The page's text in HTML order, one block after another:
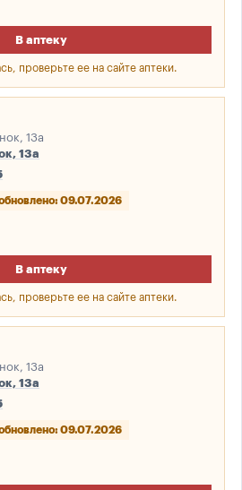
В аптеку
проверьте ее на сайте аптеки.
13а
13а
09.07.2026
В аптеку
проверьте ее на сайте аптеки.
13а
13а
09.07.2026